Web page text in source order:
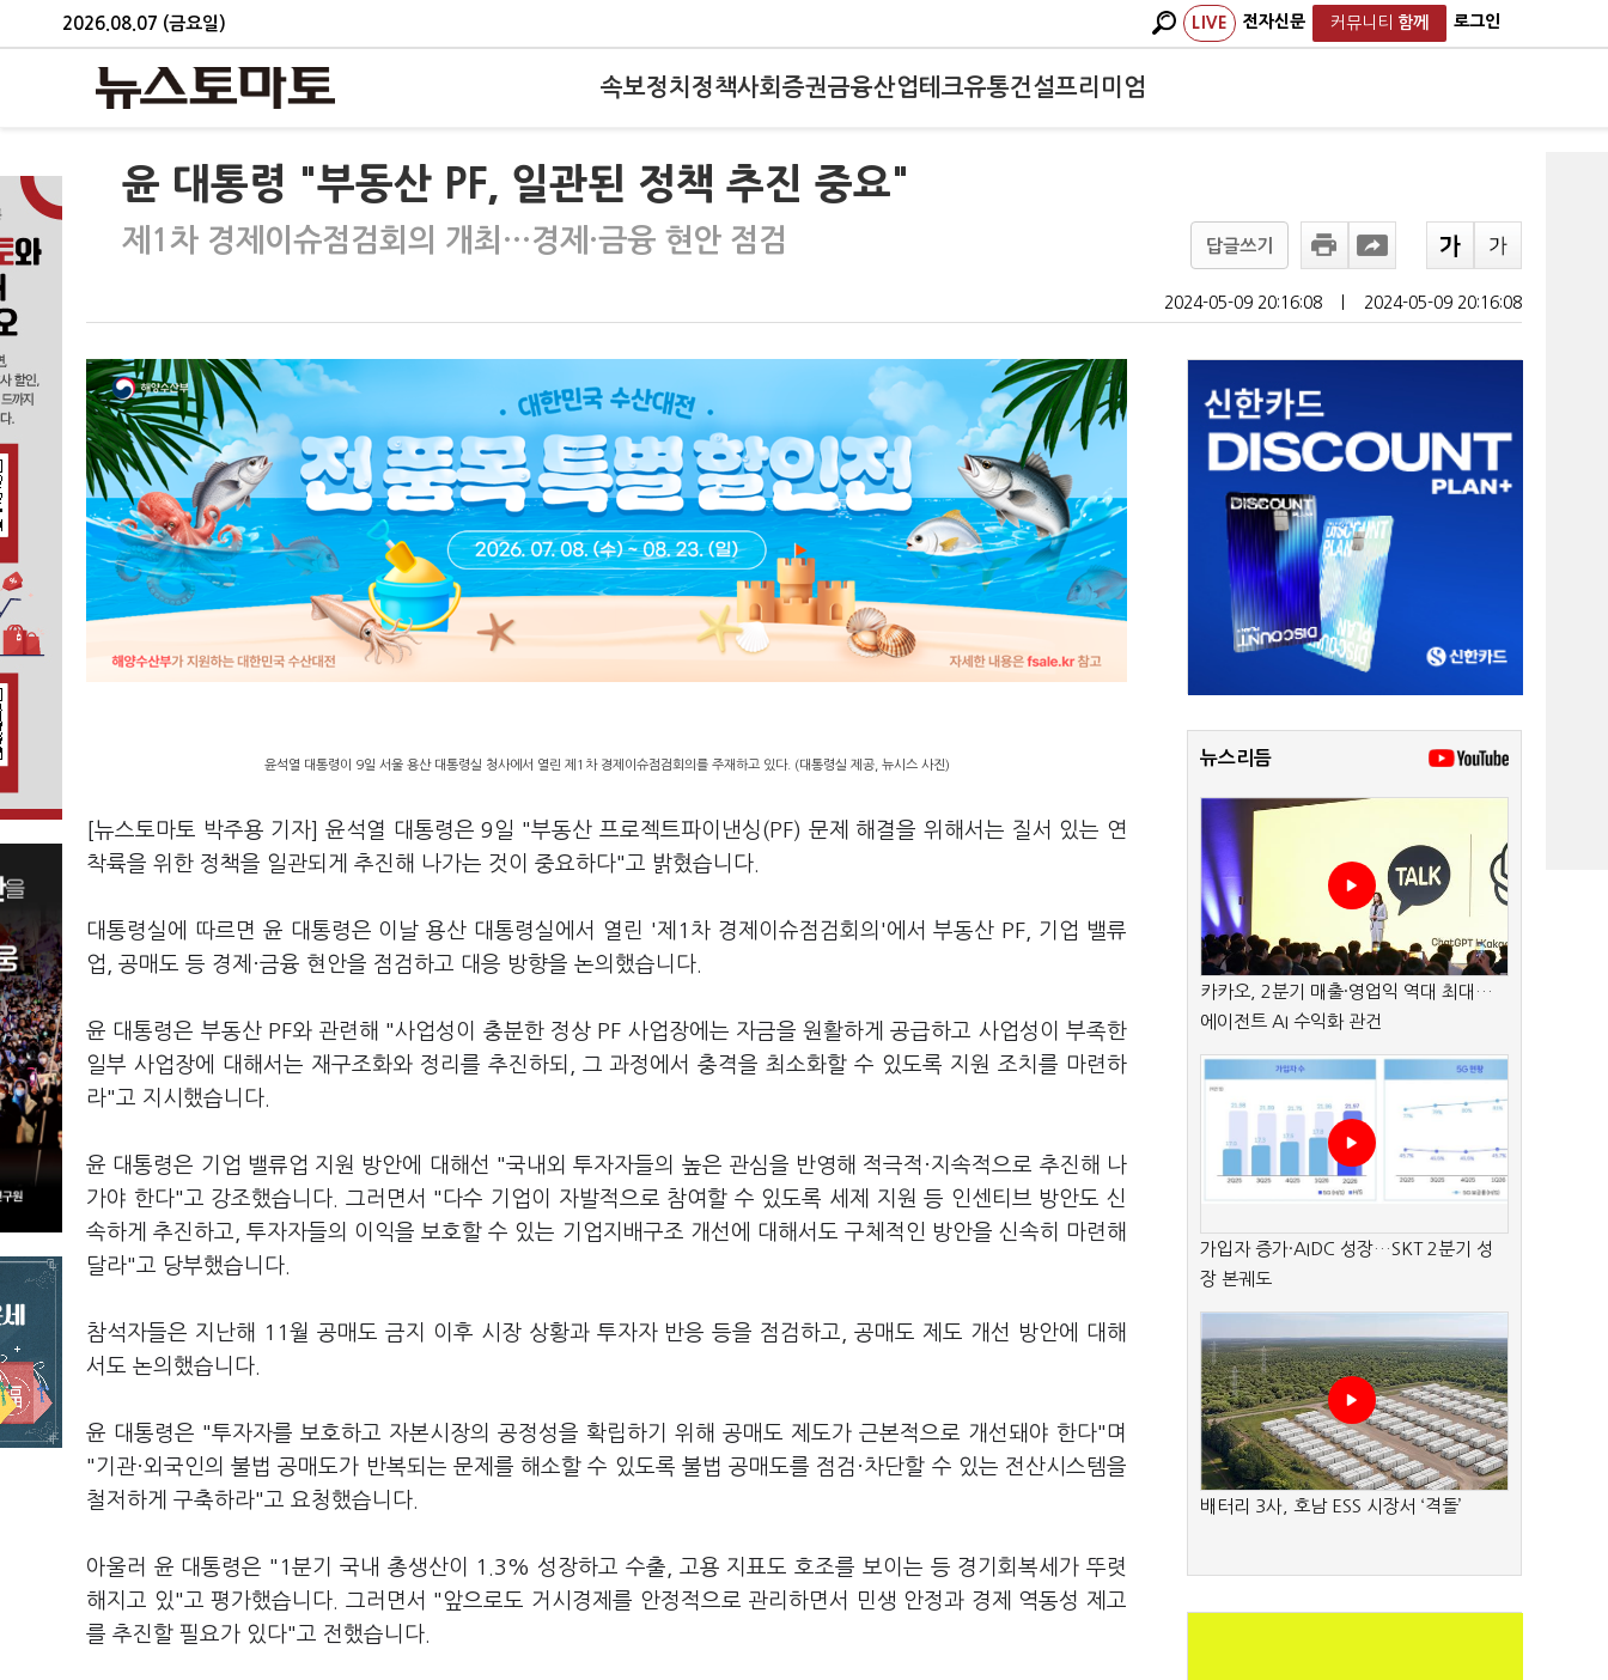
2026.08.07 (금요일) LIVE 전자신문 커뮤니티 함께 로그인
속보정치 정책사회 증권금융산업테크유통건설프리미엄
윤 대통령 "부동산 PF, 일관된 정책 추진 중요"
제1차 경제이슈점검회의 개최…경제·금융 현안 점검 답글쓰기
2024-05-09 20:16:08 2024-05-09 20:16:08
윤석열 대통령이 9일 서울 용산 대통령실 청사에서 열린 제1차 경제이슈점검회의를 주재하고 있다. (대통령실 제공, 뉴시스 사진)
[뉴스토마토 박주용 기자] 윤석열 대통령은 9일 "부동산 프로젝트파이낸싱(PF) 문제 해결을 위해서는 질서 있는 연
착륙을 위한 정책을 일관되게 추진해 나가는 것이 중요하다"고 밝혔습니다.
대통령실에 따르면 윤 대통령은 이날 용산 대통령실에서 열린 '제1차 경제이슈점검회의'에서 부동산 PF, 기업 밸류
업, 공매도 등 경제·금융 현안을 점검하고 대응 방향을 논의했습니다.
윤 대통령은 부동산 PF와 관련해 "사업성이 충분한 정상 PF 사업장에는 자금을 원활하게 공급하고 사업성이 부족한
일부 사업장에 대해서는 재구조화와 정리를 추진하되, 그 과정에서 충격을 최소화할 수 있도록 지원 조치를 마련하
라"고 지시했습니다.
윤 대통령은 기업 밸류업 지원 방안에 대해선 "국내외 투자자들의 높은 관심을 반영해 적극적·지속적으로 추진해 나
가야 한다"고 강조했습니다. 그러면서 "다수 기업이 자발적으로 참여할 수 있도록 세제 지원 등 인센티브 방안도 신
속하게 추진하고, 투자자들의 이익을 보호할 수 있는 기업지배구조 개선에 대해서도 구체적인 방안을 신속히 마련해
달라"고 당부했습니다.
참석자들은 지난해 11월 공매도 금지 이후 시장 상황과 투자자 반응 등을 점검하고, 공매도 제도 개선 방안에 대해
서도 논의했습니다.
윤 대통령은 "투자자를 보호하고 자본시장의 공정성을 확립하기 위해 공매도 제도가 근본적으로 개선돼야 한다"며
"기관·외국인의 불법 공매도가 반복되는 문제를 해소할 수 있도록 불법 공매도를 점검·차단할 수 있는 전산시스템을
철저하게 구축하라"고 요청했습니다.
아울러 윤 대통령은 "1분기 국내 총생산이 1.3% 성장하고 수출, 고용 지표도 호조를 보이는 등 경기회복세가 뚜렷
해지고 있"고 평가했습니다. 그러면서 "앞으로도 거시경제를 안정적으로 관리하면서 민생 안정과 경제 역동성 제고
를 추진할 필요가 있다"고 전했습니다.
뉴스리듬
카카오, 2분기 매출·영업익 역대 최대…
에이전트 AI 수익화 관건
가입자 증가·AIDC 성장…SKT 2분기 성
장 본궤도
배터리 3사, 호남 ESS 시장서 ‘격돌’